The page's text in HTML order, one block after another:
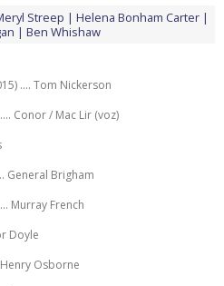
Streep
Helena Bonham Carter
Ben Whishaw
.... Tom Nickerson
Conor / Mac Lir (voz)
General Brigham
Murray French
Doyle
Henry Osborne